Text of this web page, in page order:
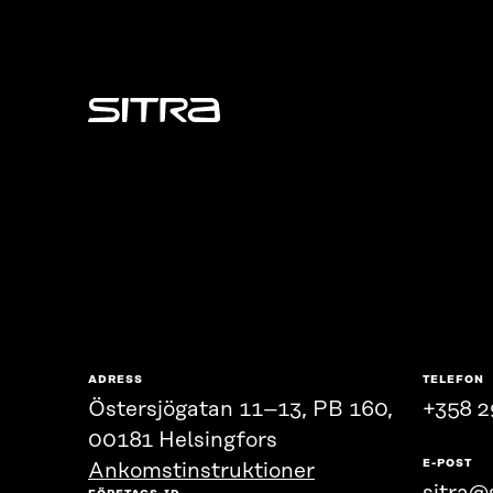
Sitra
ADRESS
Östersjögatan 11–13, PB 160,
00181 Helsingfors
Ankomstinstruktioner
TELEFON
+358
E-POST